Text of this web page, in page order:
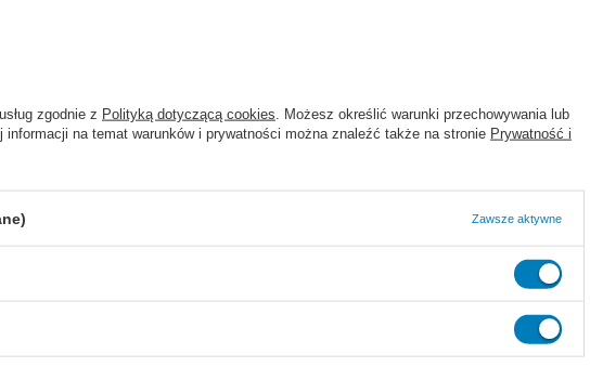
zgodnie z Polityką dotyczącą cookies . Możesz określić warunki przechowywania lub
na temat warunków i prywatności można znaleźć także na stronie Prywatność i
Zawsze aktywne